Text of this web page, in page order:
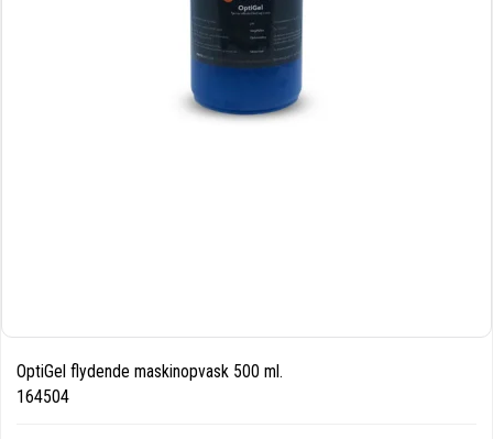
OptiGel flydende maskinopvask 500 ml.
164504